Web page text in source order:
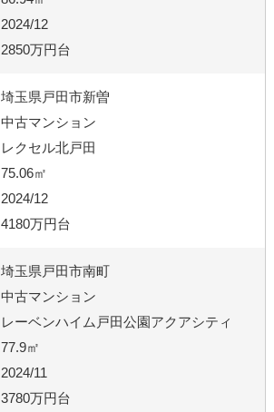
2024/12
2850万円台
埼玉県戸田市新曽
中古マンション
レクセル北戸田
75.06㎡
2024/12
4180万円台
埼玉県戸田市南町
中古マンション
レーベンハイム戸田公園アクアシティ
77.9㎡
2024/11
3780万円台